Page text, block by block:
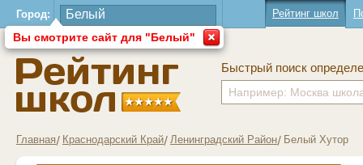
Город:
Вы смотрите сайт для "Белый"
Рейтинг школ
Быстрый поиск
Главная Краснодарский Край Ленинградский Район Белый Хутор